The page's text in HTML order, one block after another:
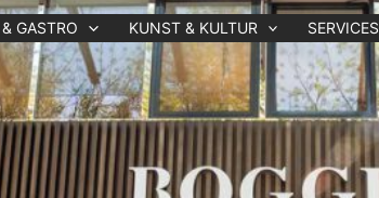
GASTRO KUNST & KULTUR SERVICES